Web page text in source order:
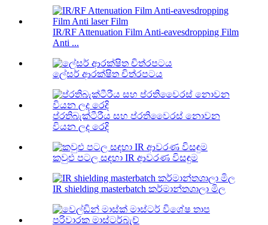
IR/RF Attenuation Film Anti-eavesdropping Film
Anti ...
ලේසර් ආරක්ෂිත චිත්රපටය
ප්රතිබැක්ටීරීය සහ ප්රතිවෛරස් නොවන
වියන ලද රෙදි
කවුළු පටල සඳහා IR ආවරණ විසඳුම
IR shielding masterbatch කර්මාන්තශාලා මිල